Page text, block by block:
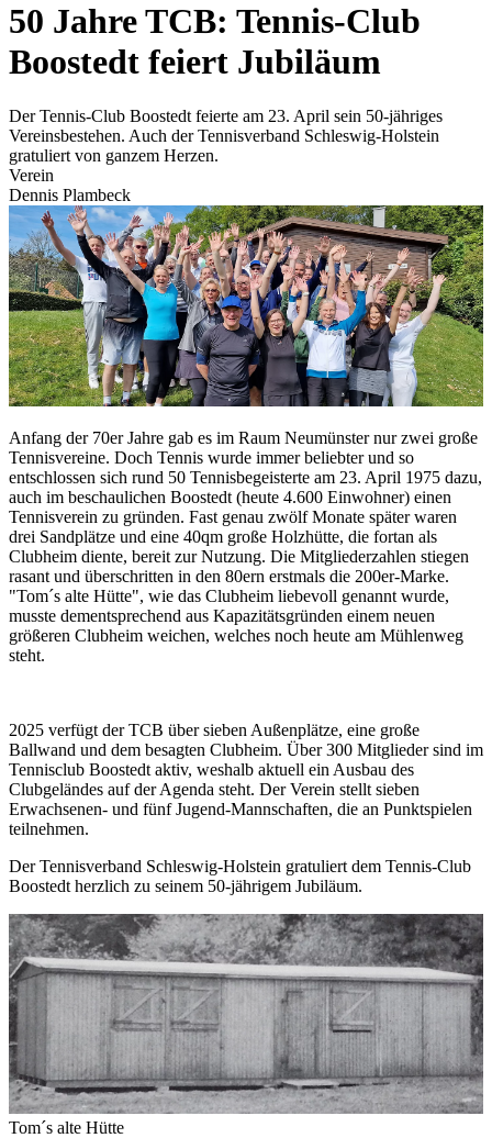
50 Jahre TCB: Tennis-Club
Boostedt feiert Jubiläum
Der Tennis-Club Boostedt feierte am 23. April sein 50-jähriges
Vereinsbestehen. Auch der Tennisverband Schleswig-Holstein
gratuliert von ganzem Herzen.
Verein
Dennis Plambeck
Anfang der 70er Jahre gab es im Raum Neumünster nur zwei große
Tennisvereine. Doch Tennis wurde immer beliebter und so
entschlossen sich rund 50 Tennisbegeisterte am 23. April 1975 dazu,
auch im beschaulichen Boostedt (heute 4.600 Einwohner) einen
Tennisverein zu gründen. Fast genau zwölf Monate später waren
drei Sandplätze und eine 40qm große Holzhütte, die fortan als
Clubheim diente, bereit zur Nutzung. Die Mitgliederzahlen stiegen
rasant und überschritten in den 80ern erstmals die 200er-Marke.
"Tom´s alte Hütte", wie das Clubheim liebevoll genannt wurde,
musste dementsprechend aus Kapazitätsgründen einem neuen
größeren Clubheim weichen, welches noch heute am Mühlenweg
steht.
2025 verfügt der TCB über sieben Außenplätze, eine große
Ballwand und dem besagten Clubheim. Über 300 Mitglieder sind im
Tennisclub Boostedt aktiv, weshalb aktuell ein Ausbau des
Clubgeländes auf der Agenda steht. Der Verein stellt sieben
Erwachsenen- und fünf Jugend-Mannschaften, die an Punktspielen
teilnehmen.
Der Tennisverband Schleswig-Holstein gratuliert dem Tennis-Club
Boostedt herzlich zu seinem 50-jährigem Jubiläum.
Tom´s alte Hütte